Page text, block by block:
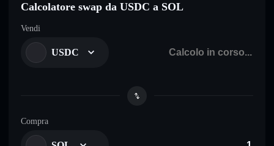
Calcolatore swap da USDC a SOL
Vendi
USDC
Compra